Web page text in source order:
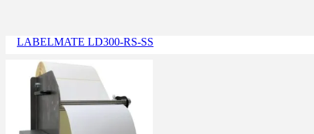
LABELMATE LD300-RS-SS